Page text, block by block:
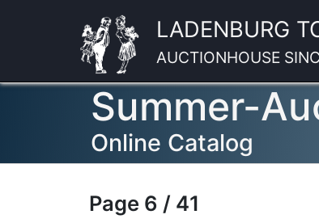
LADENBURG
AUCTIONHOUSE
Summer-
Online Catalog
Page 6 / 41